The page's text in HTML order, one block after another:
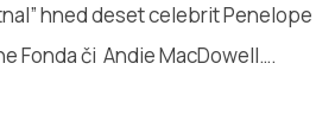
hned deset celebrit Penelope
Fonda či Andie MacDowell….